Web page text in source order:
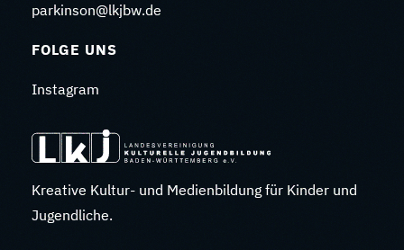
parkinson@lkjbw.de
FOLGE UNS
Instagram
Kreative Kultur- und Medienbildung für Kinder und
Jugendliche.